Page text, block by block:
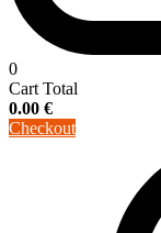
0
Cart Total
0.00 €
Checkout